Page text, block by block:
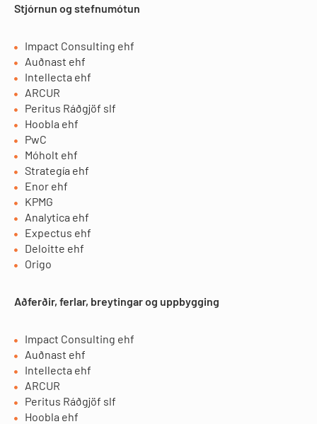
Stjórnun og stefnumótun
Impact Consulting ehf
Auðnast ehf
Intellecta ehf
ARCUR
Peritus Ráðgjöf slf
Hoobla ehf
PwC
Móholt ehf
Strategía ehf
Enor ehf
KPMG
Analytica ehf
Expectus ehf
Deloitte ehf
Origo
Aðferðir, ferlar, breytingar og uppbygging
Impact Consulting ehf
Auðnast ehf
Intellecta ehf
ARCUR
Peritus Ráðgjöf slf
Hoobla ehf